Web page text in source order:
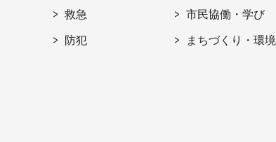
救急
防犯
市民協働・学び
まちづくり・環境